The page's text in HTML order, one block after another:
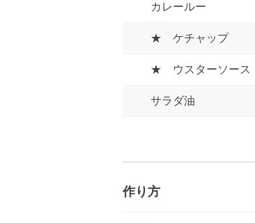
カレールー
★ ケチャップ
★ ウスターソース
サラダ油
作り方